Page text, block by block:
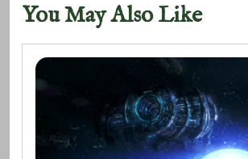
You May Also Like